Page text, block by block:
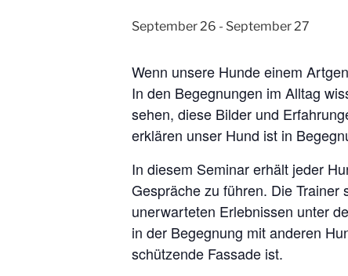
September 26 - September 27
Wenn unsere Hunde einem
In den Begegnungen im Alltag
sehen, diese Bilder und
erklären unser Hund ist in
In diesem Seminar erhält jeder
Gespräche zu führen. Die Trainer
unerwarteten Erlebnissen unter
in der Begegnung mit anderen
schützende Fassade ist.